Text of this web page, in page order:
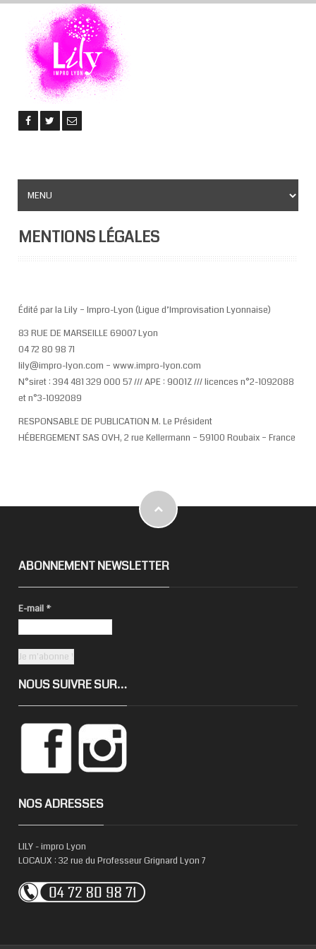
MENTIONS LÉGALES
Édité par la Lily – Impro-Lyon (Ligue d’Improvisation Lyonnaise)
83 RUE DE MARSEILLE 69007 Lyon
04 72 80 98 71
lily@impro-lyon.com – www.impro-lyon.com
N°siret : 394 481 329 000 57 /// APE : 9001Z /// licences n°2-1092088
et n°3-1092089
RESPONSABLE DE PUBLICATION M. Le Président
HÉBERGEMENT SAS OVH, 2 rue Kellermann – 59100 Roubaix – France
ABONNEMENT NEWSLETTER
E-mail *
NOUS SUIVRE SUR…
NOS ADRESSES
LILY - impro Lyon
LOCAUX : 32 rue du Professeur Grignard Lyon 7